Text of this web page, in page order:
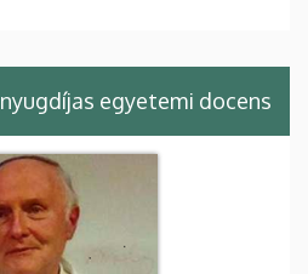
nyugdíjas egyetemi docens